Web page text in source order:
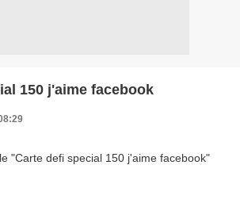
150 j'aime facebook